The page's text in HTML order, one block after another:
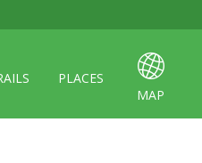
PLACES
MAP